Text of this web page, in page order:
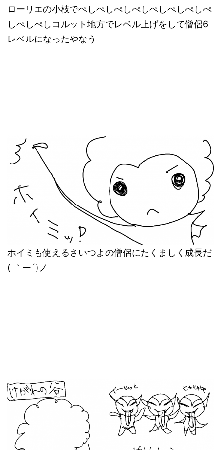
ローリエの小枝でぺしぺしぺしぺしぺしぺしぺしぺ
しぺしぺしコルット地方でレベル上げをして僧侶6
レベルになったやなう
ホイミも使えるさいつよの僧侶にたくましく成長だ
( ｀ー´)ノ